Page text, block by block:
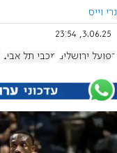
נרי וייס
3.06.25, 23:54
הפועל ירושלים מכבי תל אביב